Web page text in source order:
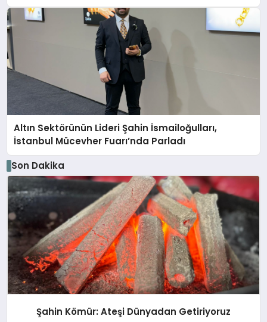
Altın Sektörünün Lideri Şahin İsmailoğulları,
İstanbul Mücevher Fuarı’nda Parladı ￼
Son Dakika
Şahin Kömür: Ateşi Dünyadan Getiriyoruz